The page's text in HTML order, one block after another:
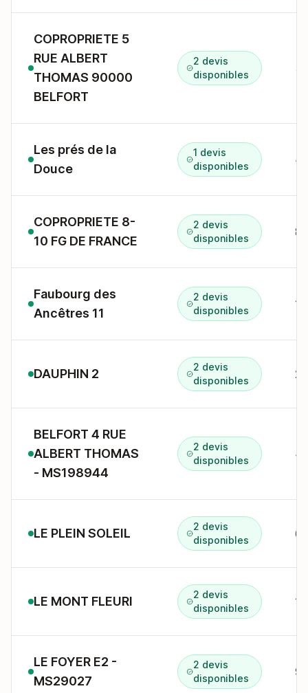
COPROPRIETE 5
RUE ALBERT
THOMAS 90000
BELFORT
2 devis
disponibles
5
Les prés de la
Douce
1 devis
disponibles
4
COPROPRIETE 8-
10 FG DE FRANCE
2 devis
disponibles
8
Faubourg des
Ancêtres 11
2 devis
disponibles
DAUPHIN 2
2 devis
disponibles
BELFORT 4 RUE
ALBERT THOMAS
- MS198944
2 devis
disponibles
4
LE PLEIN SOLEIL
2 devis
disponibles
6
LE MONT FLEURI
2 devis
disponibles
1
LE FOYER E2 -
MS29027
2 devis
disponibles
9